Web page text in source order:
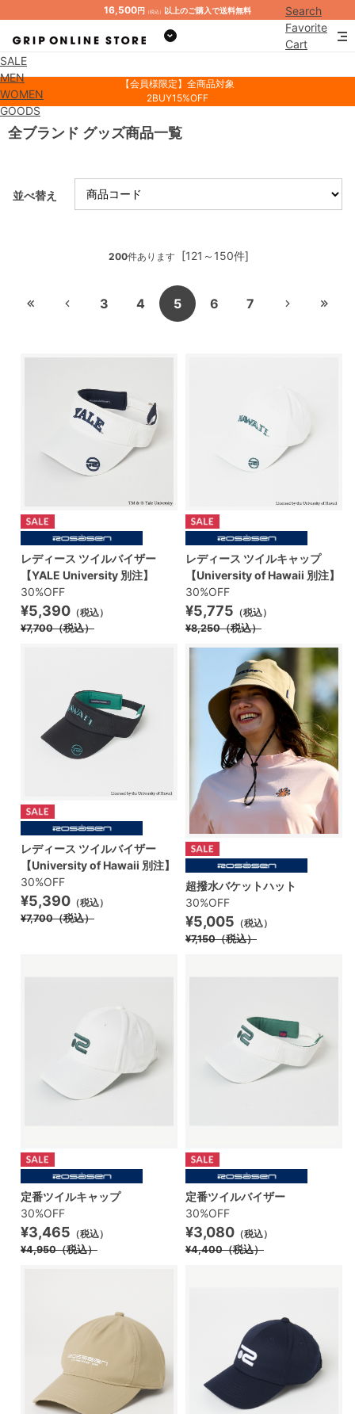
16,500円 （税込） 以上のご購入で送料無料
Search
Favorite
Cart
SALE
MEN
WOMEN
GOODS
【会員様限定】全商品対象
2BUY15%OFF
全ブランド グッズ商品一覧
並べ替え
[121～150件]
200件あります
3 4 5 6 7
レディース ツイルバイザー
【YALE University 別注】
30%OFF
¥5,390 （税込）
¥7,700（税込）
レディース ツイルキャップ
【University of Hawaii 別注】
30%OFF
¥5,775 （税込）
¥8,250（税込）
レディース ツイルバイザー
【University of Hawaii 別注】
30%OFF
¥5,390 （税込）
¥7,700（税込）
超撥水バケットハット
30%OFF
¥5,005 （税込）
¥7,150（税込）
定番ツイルキャップ
30%OFF
¥3,465 （税込）
¥4,950（税込）
定番ツイルバイザー
30%OFF
¥3,080 （税込）
¥4,400（税込）